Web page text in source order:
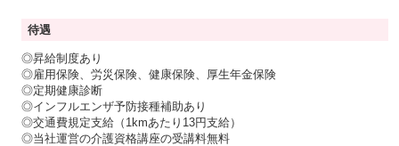
待遇
◎昇給制度あり
◎雇用保険、労災保険、健康保険、厚生年金保険
◎定期健康診断
◎インフルエンザ予防接種補助あり
◎交通費規定支給（1kmあたり13円支給）
◎当社運営の介護資格講座の受講料無料